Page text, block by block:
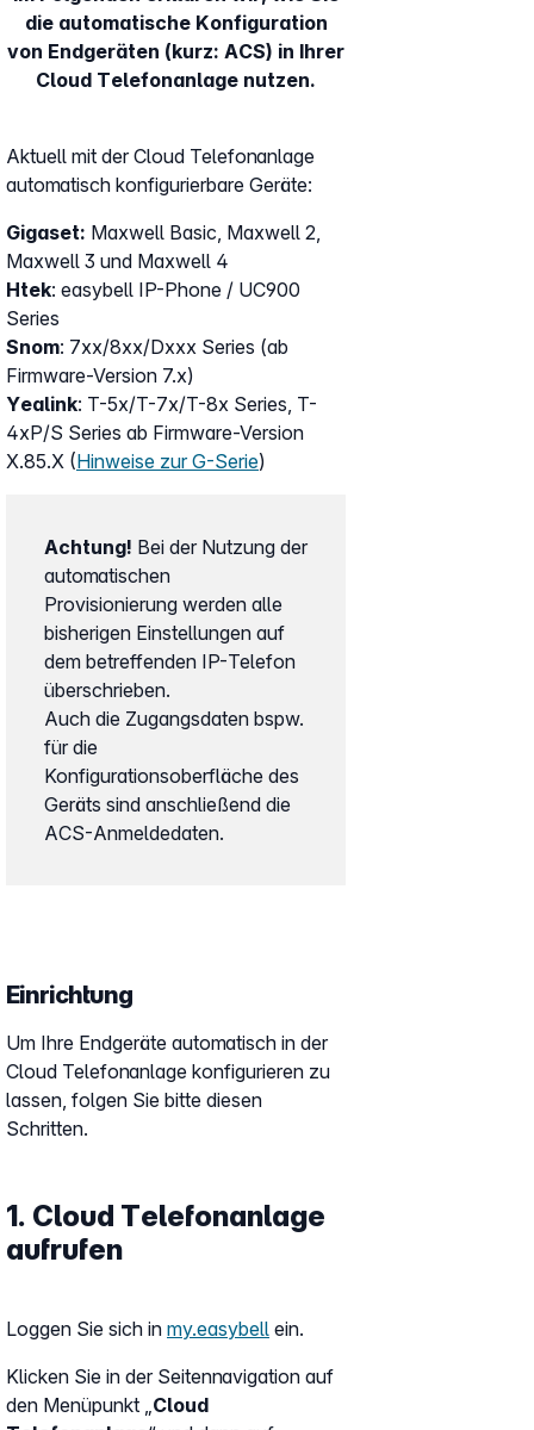
die automatische Konfiguration
von Endgeräten (kurz: ACS) in Ihrer
Cloud Telefonanlage nutzen.
Aktuell mit der Cloud Telefonanlage
automatisch konfigurierbare Geräte:
Gigaset: Maxwell Basic, Maxwell 2,
Maxwell 3 und Maxwell 4
Htek: easybell IP-Phone / UC900
Series
Snom: 7xx/8xx/Dxxx Series (ab
Firmware-Version 7.x)
Yealink: T-5x/T-7x/T-8x Series, T-
4xP/S Series ab Firmware-Version
X.85.X (Hinweise zur G-Serie)
Achtung! Bei der Nutzung der
automatischen
Provisionierung werden alle
bisherigen Einstellungen auf
dem betreffenden IP-Telefon
überschrieben.
Auch die Zugangsdaten bspw.
für die
Konfigurationsoberfläche des
Geräts sind anschließend die
ACS-Anmeldedaten.
Einrichtung
Um Ihre Endgeräte automatisch in der
Cloud Telefonanlage konfigurieren zu
lassen, folgen Sie bitte diesen
Schritten.
1. Cloud Telefonanlage
aufrufen
Loggen Sie sich in my.easybell ein.
Klicken Sie in der Seitennavigation auf
den Menüpunkt „Cloud